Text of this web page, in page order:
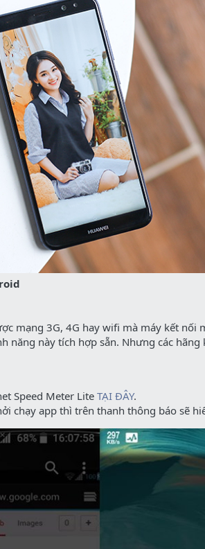
mạng 3G, 4G hay wifi mà máy kết nối
năng này tích hợp sẵn. Nhưng các hãng
Speed Meter Lite TẠI ĐÂY.
chạy app thì trên thanh thông báo sẽ